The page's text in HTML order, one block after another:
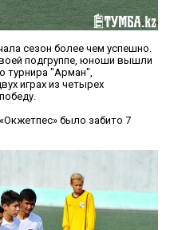
сезон более чем успешно.
подгруппе, юноши вышли
турнира "Арман",
играх из четырех
было забито 7